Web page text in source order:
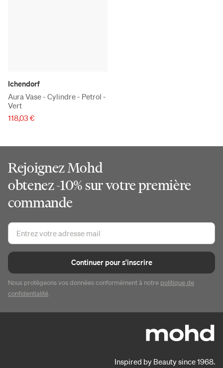
Ichendorf
Aura Vase - Cylindre - Petrol -
Vert
118,03 €
Rejoignez Mohd
obtenez -10% sur votre première
commande
Continuer pour s'inscrire
Nous protégeons vos données conformément à notre politique de
confidentialité.
Inspired by Beauty since 1968.